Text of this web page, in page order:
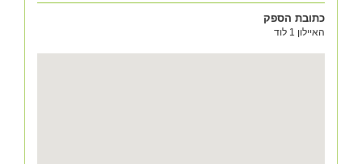
כתובת הספק
האיילון 1 לוד